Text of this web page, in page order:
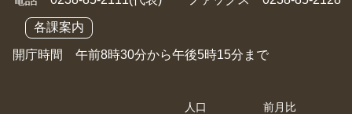
各課案内
開庁時間 午前8時30分から午後5時15分まで
人口 前月比